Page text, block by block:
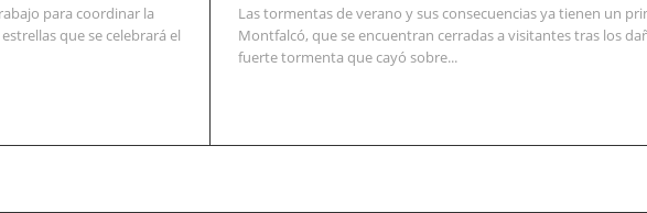
para coordinar la
que se celebrará el
Las tormentas de verano y sus consecuencias ya tienen un
Montfalcó, que se encuentran cerradas a visitantes tras los
fuerte tormenta que cayó sobre...